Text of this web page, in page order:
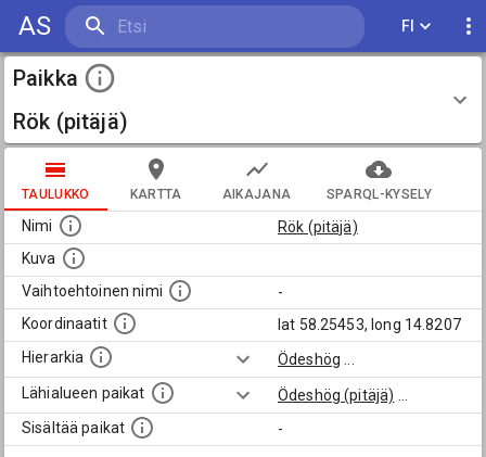
AS FI
Paikka
Rök (pitäjä)
TAULUKKO KARTTA AIKAJANA SPARQL-KYSELY
Nimi
Rök (pitäjä)
Kuva
Vaihtoehtoinen nimi
-
Koordinaatit
lat 58.25453, long 14.8207
Hierarkia
Ödeshög
Lähialueen paikat
Ödeshög (pitäjä)
Sisältää paikat
-